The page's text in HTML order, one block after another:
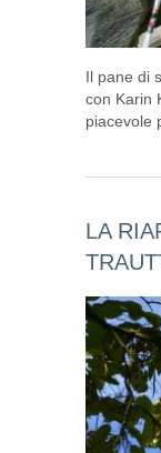
Il pane di
con Karin
piacevole
LA